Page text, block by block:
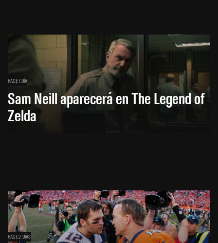
HACE 1 DÍA
Sam Neill aparecerá en The Legend of
Zelda
HACE 2 DÍAS